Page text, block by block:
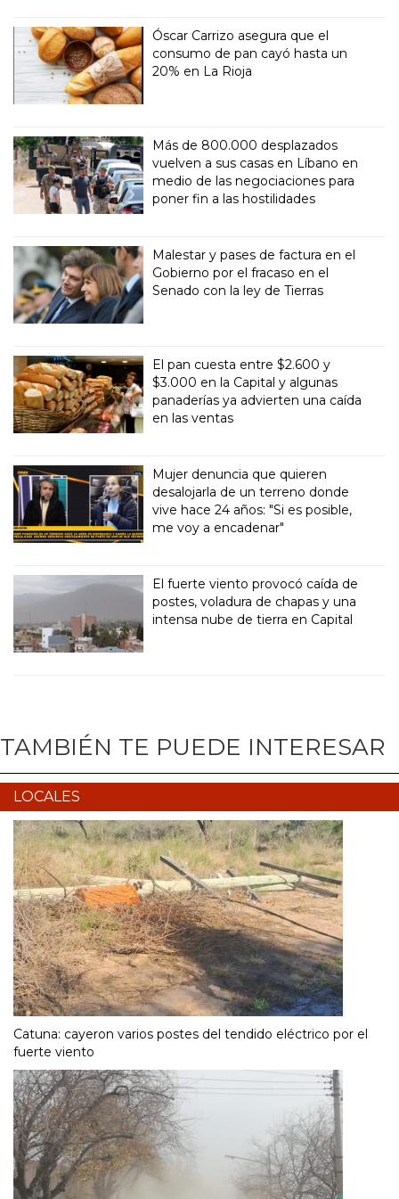
Óscar Carrizo asegura que el
consumo de pan cayó hasta un
20% en La Rioja
Más de 800.000 desplazados
vuelven a sus casas en Líbano en
medio de las negociaciones para
poner fin a las hostilidades
Malestar y pases de factura en el
Gobierno por el fracaso en el
Senado con la ley de Tierras
El pan cuesta entre $2.600 y
$3.000 en la Capital y algunas
panaderías ya advierten una caída
en las ventas
Mujer denuncia que quieren
desalojarla de un terreno donde
vive hace 24 años: "Si es posible,
me voy a encadenar"
El fuerte viento provocó caída de
postes, voladura de chapas y una
intensa nube de tierra en Capital
TAMBIÉN TE PUEDE INTERESAR
LOCALES
Catuna: cayeron varios postes del tendido eléctrico por el
fuerte viento